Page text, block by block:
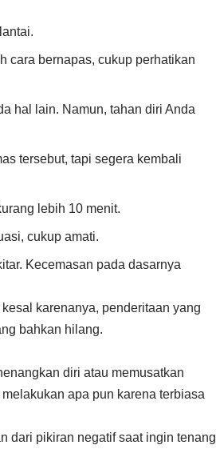
cara bernapas, cukup perhatikan
hal lain. Namun, tahan diri Anda
tersebut, tapi segera kembali
lebih 10 menit.
cukup amati.
Kecemasan pada dasarnya
karenanya, penderitaan yang
bahkan hilang.
diri atau memusatkan
apa pun karena terbiasa
dari pikiran negatif saat ingin tenang